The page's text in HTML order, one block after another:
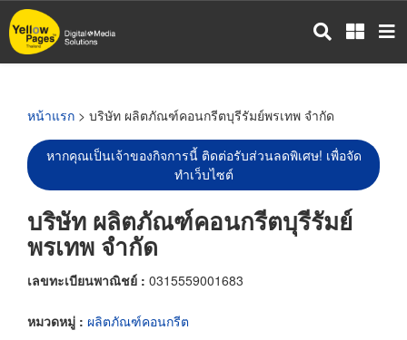
ข้าม
ไป
หน้าแรก > บริษัท ผลิตภัณฑ์คอนกรีตบุรีรัมย์พรเทพ จำกัด
หากคุณเป็นเจ้าของกิจการนี้ ติดต่อรับส่วนลดพิเศษ! เพื่อจัด
ทำเว็บไซต์
บริษัท ผลิตภัณฑ์คอนกรีตบุรีรัมย์
พรเทพ จำกัด
เลขทะเบียนพาณิชย์ : 0315559001683
หมวดหมู่ : ผลิตภัณฑ์คอนกรีต